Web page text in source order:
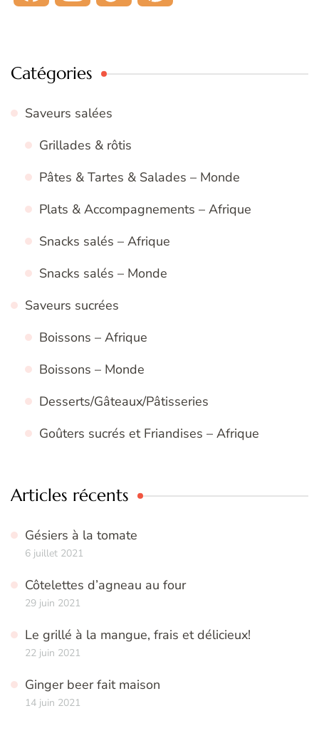
Catégories
Saveurs salées
Grillades & rôtis
Pâtes & Tartes & Salades – Monde
Plats & Accompagnements – Afrique
Snacks salés – Afrique
Snacks salés – Monde
Saveurs sucrées
Boissons – Afrique
Boissons – Monde
Desserts/Gâteaux/Pâtisseries
Goûters sucrés et Friandises – Afrique
Articles récents
Gésiers à la tomate
6 juillet 2021
Côtelettes d’agneau au four
29 juin 2021
Le grillé à la mangue, frais et délicieux!
22 juin 2021
Ginger beer fait maison
14 juin 2021